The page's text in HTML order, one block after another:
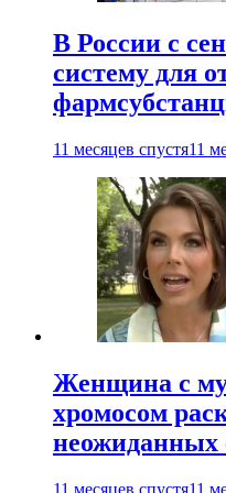
В России с
систему для
11 месяцев спустя11
Женщина с
хромосом
неожиданных
11 месяцев спустя11